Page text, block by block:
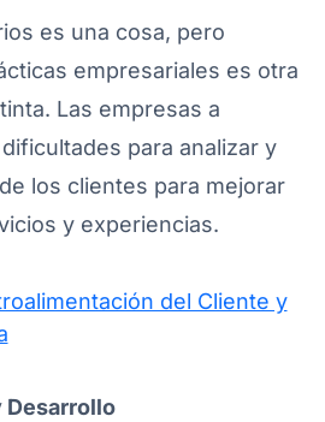
es una cosa, pero
empresariales es otra
Las empresas a
para analizar y
los clientes para mejorar
y experiencias.
del Cliente y
Desarrollo